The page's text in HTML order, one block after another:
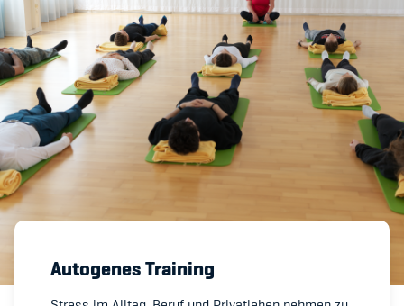
Sportarten
Sportanlagen
Events
ASVZ@home
Member's Manual / FAQ
Autogenes Training